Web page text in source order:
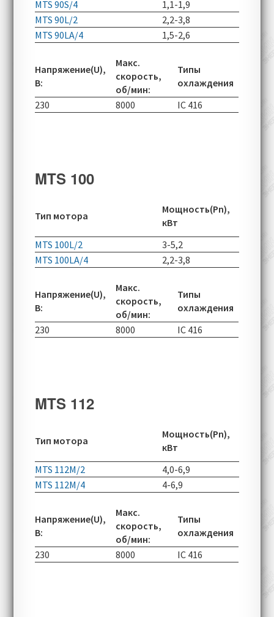
MTS 90S/4 1,1-1,9
MTS 90L/2
2,2-3,8
MTS 90LA/4
1,5-2,6
Напряжение(U),
В:
Макс.
скорость,
об/мин:
Типы
охлаждения
230
8000 IC 416
MTS 100
Тип мотора
Мощность(Pn),
кВт
MTS 100L/2
3-5,2
MTS 100LA/4
2,2-3,8
Напряжение(U),
В:
Макс.
скорость,
об/мин:
Типы
охлаждения
230
8000 IC 416
MTS 112
Тип мотора
Мощность(Pn),
кВт
MTS 112M/2
4,0-6,9
MTS 112M/4
4-6,9
Напряжение(U),
В:
Макс.
скорость,
об/мин:
Типы
охлаждения
230
8000 IC 416